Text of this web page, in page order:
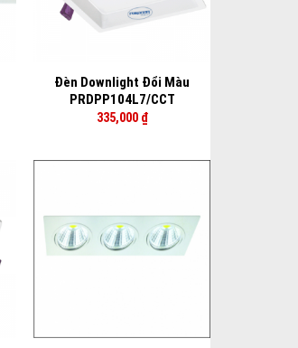
Đèn Downlight Đổi Màu
PRDPP104L7/CCT
335,000 ₫